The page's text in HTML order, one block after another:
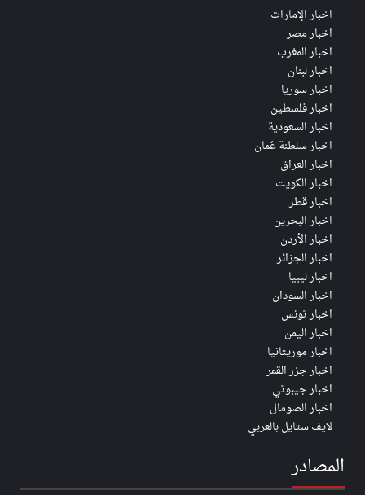
اخبار الإمارات
اخبار مصر
اخبار المغرب
اخبار لبنان
اخبار سوريا
اخبار فلسطين
اخبار السعودية
اخبار سلطنة عُمان
اخبار العراق
اخبار الكويت
اخبار قطر
اخبار البحرين
اخبار الأردن
اخبار الجزائر
اخبار ليبيا
اخبار السودان
اخبار تونس
اخبار اليمن
اخبار موريتانيا
اخبار جزر القمر
اخبار جيبوتي
اخبار الصومال
لايف ستايل بالعربي
المصادر